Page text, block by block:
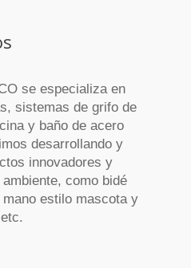
se especializa en
sistemas de grifo de
y baño de acero
desarrollando y
innovadores y
como bidé
estilo mascota y